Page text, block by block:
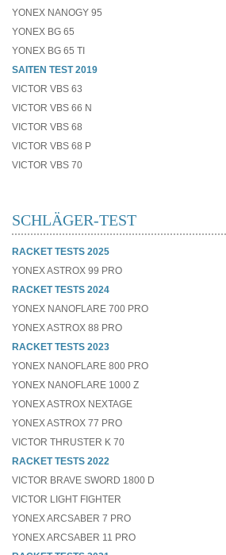
YONEX NANOGY 95
YONEX BG 65
YONEX BG 65 TI
SAITEN TEST 2019
VICTOR VBS 63
VICTOR VBS 66 N
VICTOR VBS 68
VICTOR VBS 68 P
VICTOR VBS 70
SCHLÄGER-TEST
RACKET TESTS 2025
YONEX ASTROX 99 PRO
RACKET TESTS 2024
YONEX NANOFLARE 700 PRO
YONEX ASTROX 88 PRO
RACKET TESTS 2023
YONEX NANOFLARE 800 PRO
YONEX NANOFLARE 1000 Z
YONEX ASTROX NEXTAGE
YONEX ASTROX 77 PRO
VICTOR THRUSTER K 70
RACKET TESTS 2022
VICTOR BRAVE SWORD 1800 D
VICTOR LIGHT FIGHTER
YONEX ARCSABER 7 PRO
YONEX ARCSABER 11 PRO